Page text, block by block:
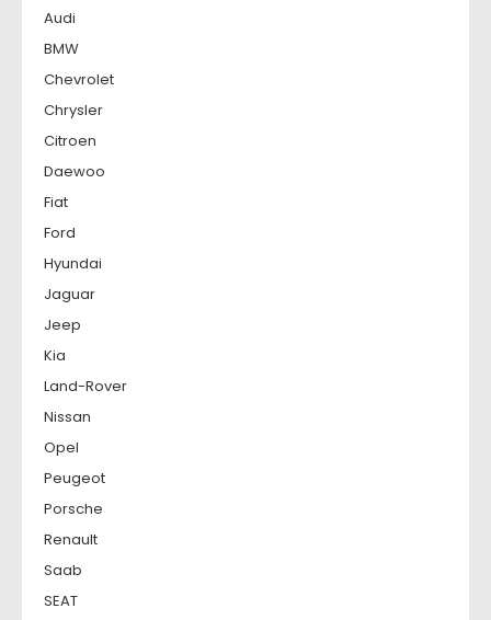
Audi
BMW
Chevrolet
Chrysler
Citroen
Daewoo
Fiat
Ford
Hyundai
Jaguar
Jeep
Kia
Land-Rover
Nissan
Opel
Peugeot
Porsche
Renault
Saab
SEAT